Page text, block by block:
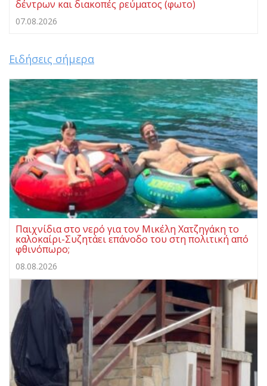
δέντρων και διακοπές ρεύματος (φωτο)
07.08.2026
Ειδήσεις σήμερα
Παιχνίδια στο νερό για τον Μικέλη Χατζηγάκη το
καλοκαίρι-Συζητάει επάνοδο του στη πολιτική από
φθινόπωρο;
08.08.2026